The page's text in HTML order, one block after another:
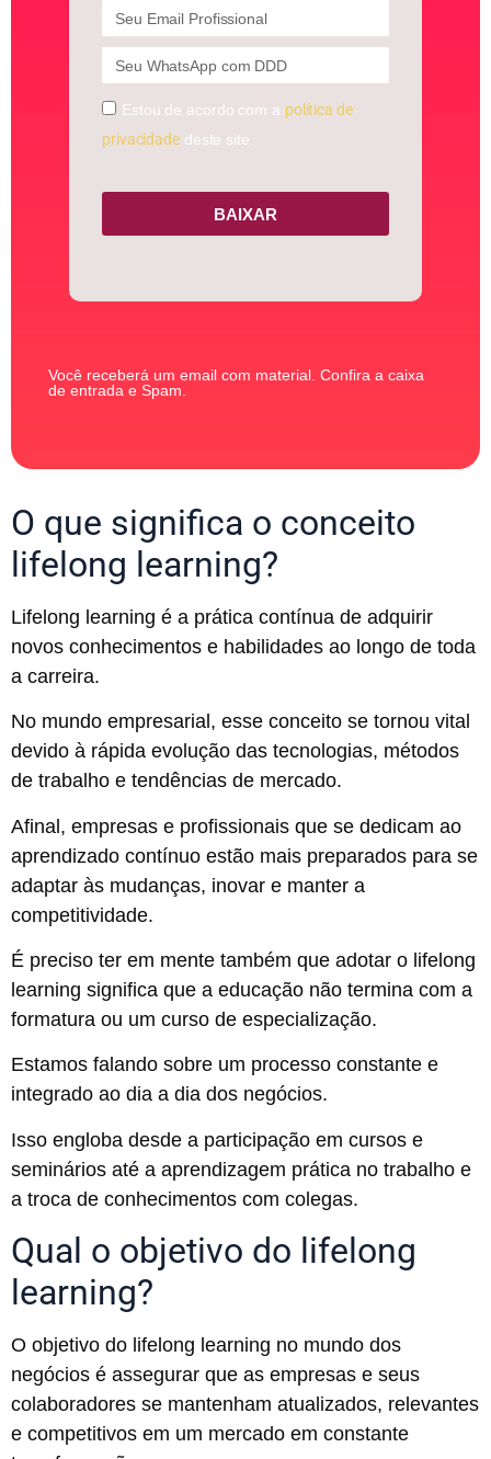
Estou de acordo com a política de
privacidadedeste site.
BAIXAR
Você receberá um email com material. Confira a caixa
de entrada e Spam.
O que significa o conceito
lifelong learning?
Lifelong learning é a prática contínua de adquirir
novos conhecimentos e habilidades ao longo de toda
a carreira.
No mundo empresarial, esse conceito se tornou vital
devido à rápida evolução das tecnologias, métodos
de trabalho e tendências de mercado.
Afinal, empresas e profissionais que se dedicam ao
aprendizado contínuo estão mais preparados para se
adaptar às mudanças, inovar e manter a
competitividade.
É preciso ter em mente também que adotar o lifelong
learning significa que a educação não termina com a
formatura ou um curso de especialização.
Estamos falando sobre um processo constante e
integrado ao dia a dia dos negócios.
Isso engloba desde a participação em cursos e
seminários até a aprendizagem prática no trabalho e
a troca de conhecimentos com colegas.
Qual o objetivo do lifelong
learning?
O objetivo do lifelong learning no mundo dos
negócios é assegurar que as empresas e seus
colaboradores se mantenham atualizados, relevantes
e competitivos em um mercado em constante